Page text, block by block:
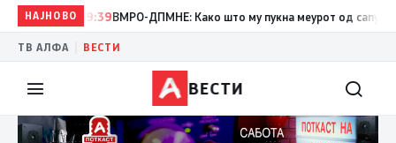
НАЈНОВО
19:39 ВМРО-ДПМНЕ: Како што му пукна меурот од сапуница
ТВ АЛФА ВЕСТИ
ВЕСТИ